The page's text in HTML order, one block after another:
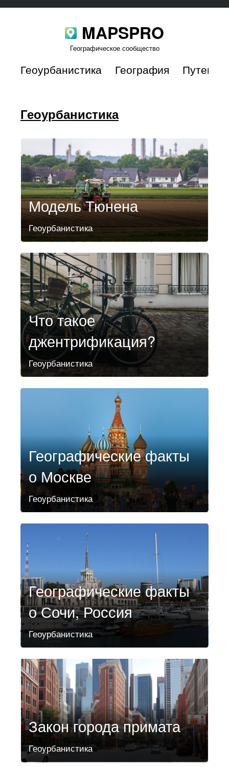
MAPSPRO
Географическое сообщество
Геоурбанистика География
Геоурбанистика
Модель Тюнена
Геоурбанистика
Что такое
джентрификация?
Геоурбанистика
Географические факты
о Москве
Геоурбанистика
Географические факты
о Сочи, Россия
Геоурбанистика
Закон города примата
Геоурбанистика